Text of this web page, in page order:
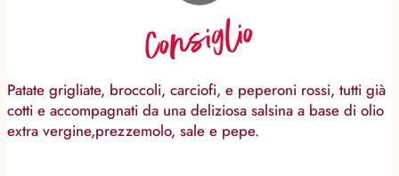
Consiglio
Patate grigliate, broccoli, carciofi, e peperoni rossi, tutti già
cotti e accompagnati da una deliziosa salsina a base di olio
extra vergine,prezzemolo, sale e pepe.